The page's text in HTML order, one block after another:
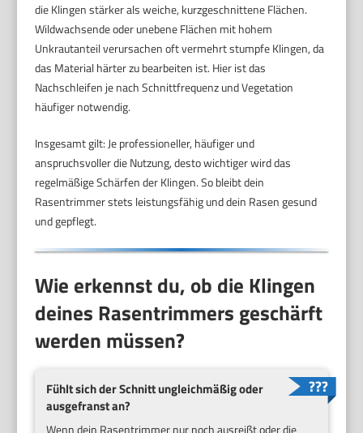
die Klingen stärker als weiche, kurzgeschnittene Flächen.
Wildwachsende oder unebene Flächen mit hohem
Unkrautanteil verursachen oft vermehrt stumpfe Klingen, da
das Material härter zu bearbeiten ist. Hier ist das
Nachschleifen je nach Schnittfrequenz und Vegetation
häufiger notwendig.
Insgesamt gilt: Je professioneller, häufiger und
anspruchsvoller die Nutzung, desto wichtiger wird das
regelmäßige Schärfen der Klingen. So bleibt dein
Rasentrimmer stets leistungsfähig und dein Rasen gesund
und gepflegt.
Wie erkennst du, ob die Klingen
deines Rasentrimmers geschärft
werden müssen?
Fühlt sich der Schnitt ungleichmäßig oder
ausgefranst an?
Wenn dein Rasentrimmer nur noch ausreißt oder die